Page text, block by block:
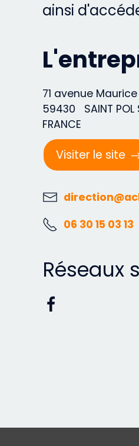
ainsi
71 avenue
59430
SAINT POL
FRANCE
Visiter le site
06 30 15 03 13
Réseaux